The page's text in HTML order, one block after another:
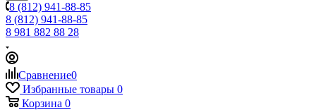
8 (812) 941-88-85
8 (812) 941-88-85
8 981 882 88 28
Сравнение0
Избранные товары 0
Корзина 0